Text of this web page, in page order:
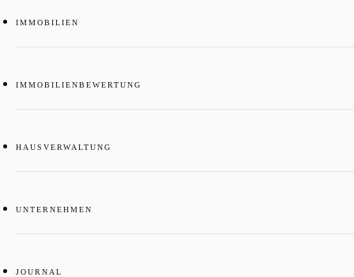
IMMOBILIEN
IMMOBILIENBEWERTUNG
HAUSVERWALTUNG
UNTERNEHMEN
JOURNAL